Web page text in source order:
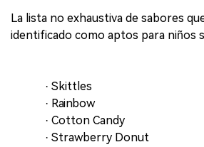
La lista no exhaustiva de sabores
identificado como aptos para niños
· Skittles
· Rainbow
· Cotton Candy
· Strawberry Donut